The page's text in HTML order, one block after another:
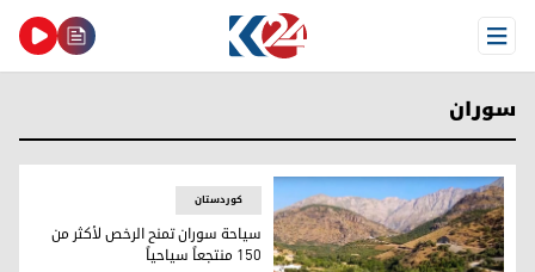
Open Menu
سوران
کوردستان
سياحة سوران تمنح الرخص لأكثر من
150 منتجعاً سياحياً